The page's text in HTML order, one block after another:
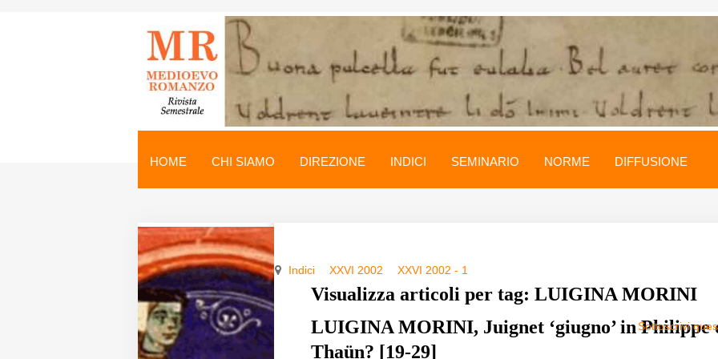
Medioevo Romanzo
HOME CHI SIAMO DIREZIONE INDICI SEMINARIO NORME DIFFUSIONE
Indici XXVI 2002 XXVI 2002 - 1
Visualizza articoli per tag: LUIGINA MORINI
Sottoscrivi
LUIGINA MORINI, Juignet ‘giugno’ in Philippe
Thaün? [19-29]